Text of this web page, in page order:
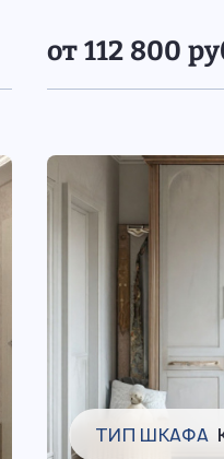
от 112 800
ТИП ШКАФА